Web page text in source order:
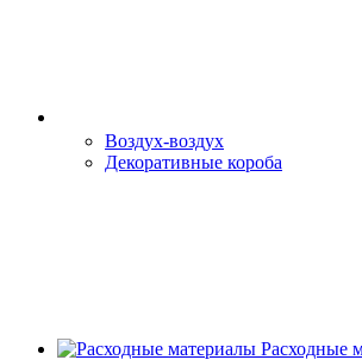
Воздух-воздух
Декоративные короба
Расходные